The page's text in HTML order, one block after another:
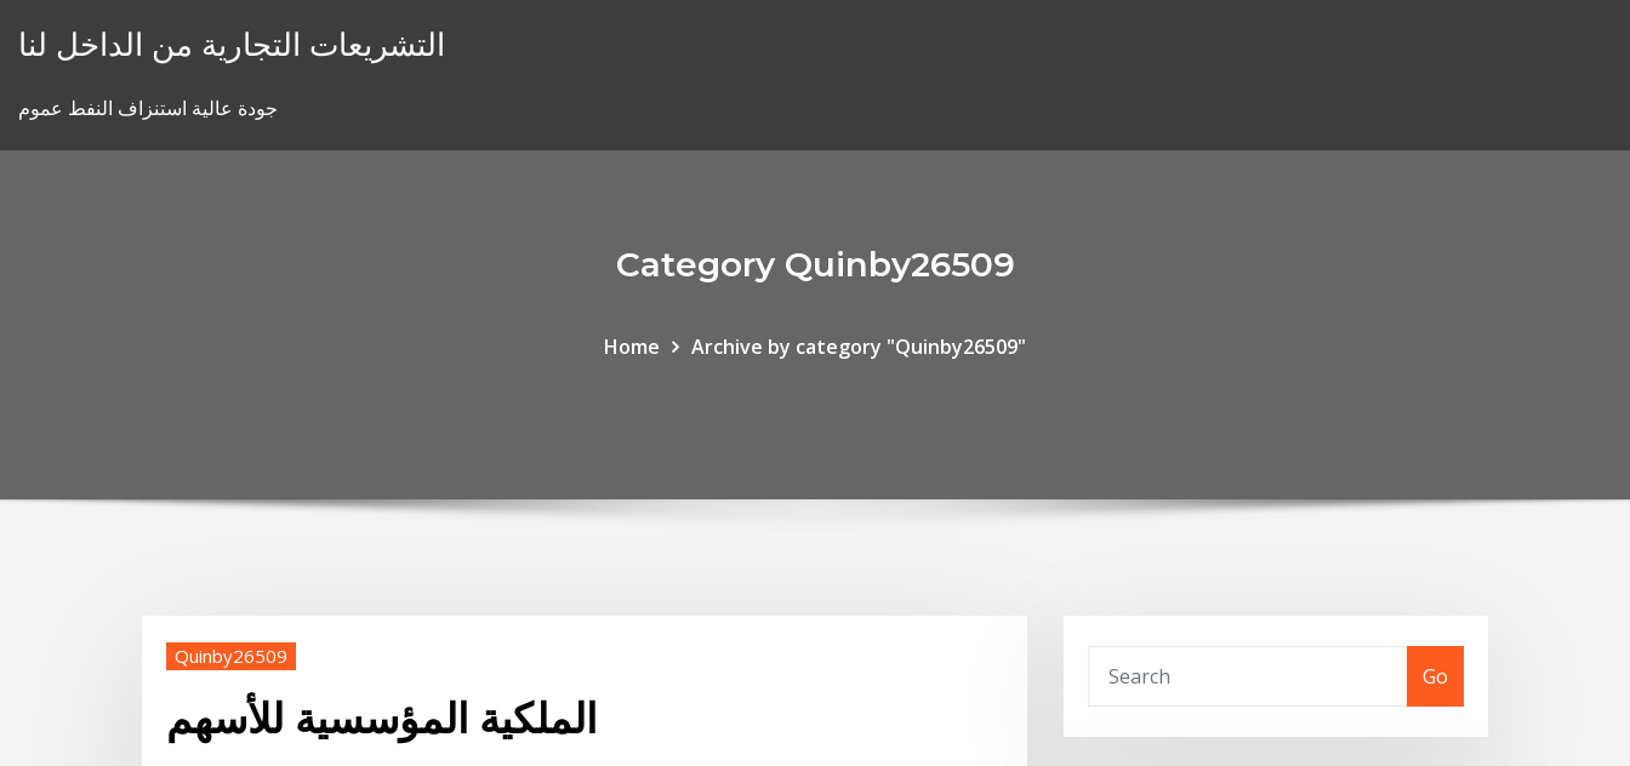
التشريعات التجارية من الداخل لنا
جودة عالية استنزاف النفط عموم
Category Quinby26509
Home Archive by category "Quinby26509"
Quinby26509
الملكية المؤسسية للأسهم
Go